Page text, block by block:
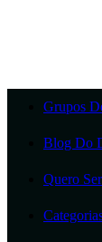
Grupos
Blog Do
Quero